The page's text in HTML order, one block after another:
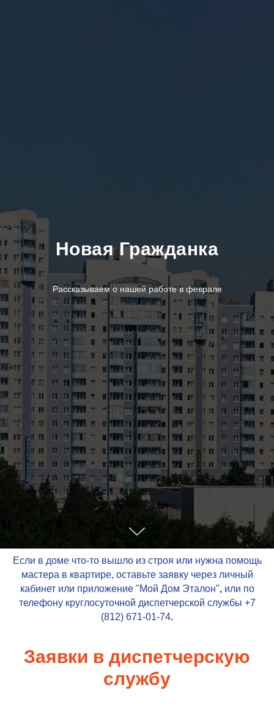
Новая Гражданка
Рассказываем о нашей работе в феврале
Если в доме что-то вышло из строя или нужна помощь
мастера в квартире, оставьте заявку через личный
кабинет или приложение "Мой Дом Эталон", или по
телефону круглосуточной диспетчерской службы +7
(812) 671-01-74.
Заявки в диспетчерскую
службу